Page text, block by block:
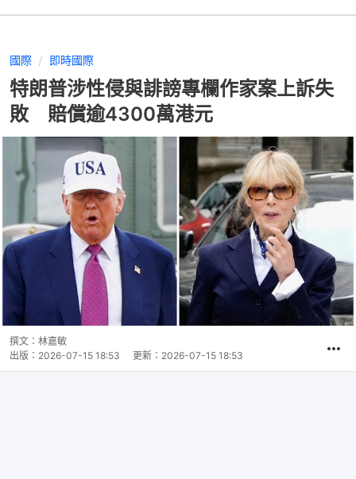
國際 即時國際
特朗普涉性侵與誹謗專欄作家案上訴失
敗 賠償逾4300萬港元
撰文： 林嘉敏
出版： 2026-07-15 18:53 更新： 2026-07-15 18:53